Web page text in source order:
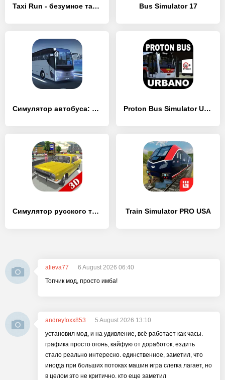
Taxi Run - безумное такси Bus Simulator 17
Симулятор автобуса: автобусы Proton Bus Simulator Urbano
Симулятор русского такси 2016 Train Simulator PRO USA
alieva77
6 August 2026 06:40
Топчик мод, просто имба!
andreyfoxx853
5 August 2026 13:10
установил мод, и на удивление, всё работает как часы.
графика просто огонь, кайфую от доработок, ездить
стало реально интересно. единственное, заметил, что
иногда при больших потоках машин игра слегка лагает, но
в целом это не критично. кто еще заметил